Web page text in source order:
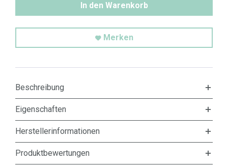
In den Warenkorb
Merken
Beschreibung
Eigenschaften
Herstellerinformationen
Produktbewertungen